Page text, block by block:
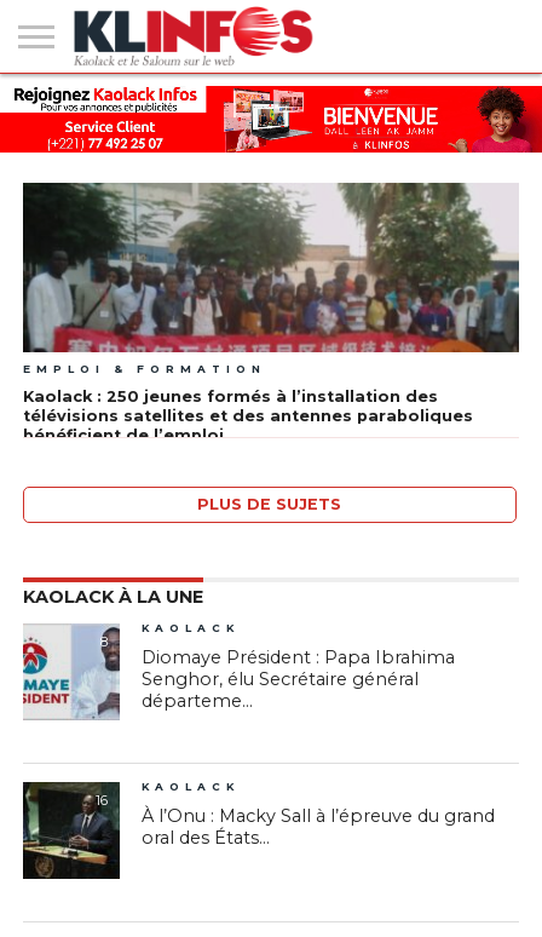
#2
(PAS
DE
TITRE)
KAOLACK
POLITIQUE
ECONOMIE
SOCIÉTÉ
CULTURE
PEOPLE
SPORT
SANTÉ
AFRIQUE
INTERNATIONAL
EMPLOI &
FORMATION
EMPLOI & FORMATION
Kaolack : 250 jeunes formés à l’installation des
télévisions satellites et des antennes paraboliques
bénéficient de l’emploi
PLUS DE SUJETS
KAOLACK À LA UNE
8
KAOLACK
Diomaye Président : Papa Ibrahima
Senghor, élu Secrétaire général
départeme...
16
KAOLACK
À l’Onu : Macky Sall à l’épreuve du grand
oral des États...